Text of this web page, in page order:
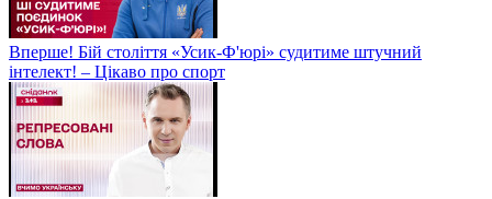
Вперше! Бій століття «Усик-Ф'юрі» судитиме штучний
інтелект! – Цікаво про спорт